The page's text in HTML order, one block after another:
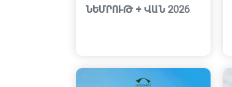
ՆԵՄՐՈՒԹ + ՎԱՆ 2026